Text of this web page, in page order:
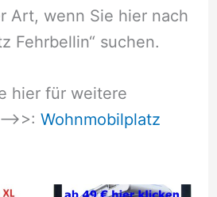
Art, wenn Sie hier nach
Fehrbellin“ suchen.
hier für weitere
Wohnmobilplatz